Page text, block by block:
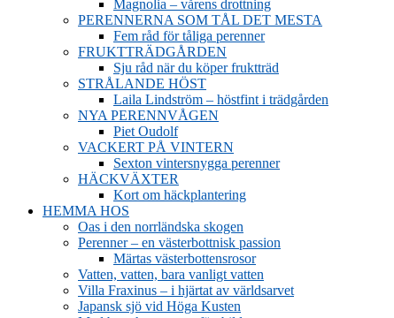
Magnolia – vårens drottning
PERENNERNA SOM TÅL DET MESTA
Fem råd för tåliga perenner
FRUKTTRÄDGÅRDEN
Sju råd när du köper fruktträd
STRÅLANDE HÖST
Laila Lindström – höstfint i trädgården
NYA PERENNVÅGEN
Piet Oudolf
VACKERT PÅ VINTERN
Sexton vintersnygga perenner
HÄCKVÄXTER
Kort om häckplantering
HEMMA HOS
Oas i den norrländska skogen
Perenner – en västerbottnisk passion
Märtas västerbottensrosor
Vatten, vatten, bara vanligt vatten
Villa Fraxinus – i hjärtat av världsarvet
Japansk sjö vid Höga Kusten